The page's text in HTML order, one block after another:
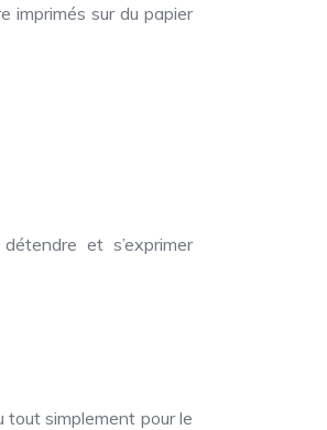
imprimés sur du papier
et s’exprimer
tout simplement pour le